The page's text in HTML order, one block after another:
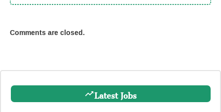
Comments are closed.
Latest Jobs